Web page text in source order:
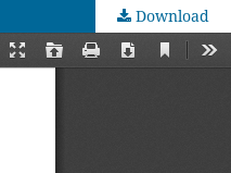
Download